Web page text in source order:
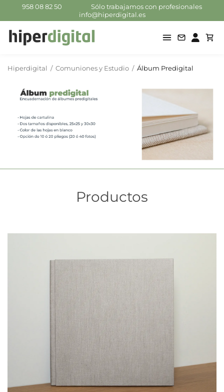
958 08 82 50
Sólo trabajamos con profesionales
info@hiperdigital.es
Hiperdigital / Comuniones y Estudio / Álbum Predigital
Productos